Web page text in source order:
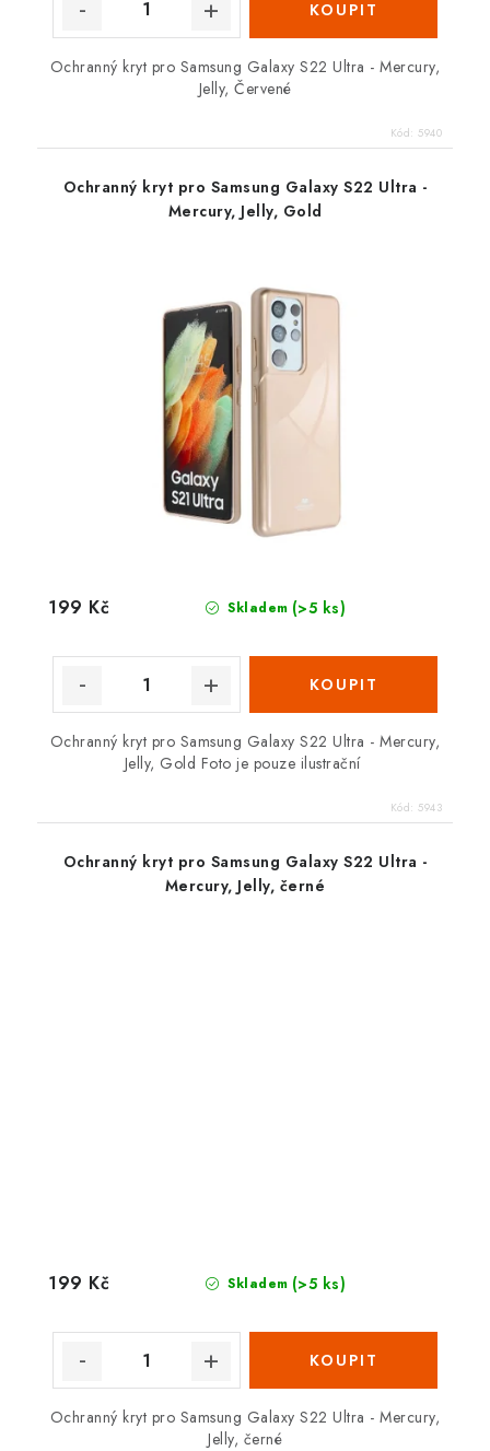
Ochranný kryt pro Samsung Galaxy S22 Ultra - Mercury,
Jelly, Červené
Kód: 5940
Ochranný kryt pro Samsung Galaxy S22 Ultra -
Mercury, Jelly, Gold
Skladem (>5 ks)
199 Kč
Ochranný kryt pro Samsung Galaxy S22 Ultra - Mercury,
Jelly, Gold Foto je pouze ilustrační
Kód: 5943
Ochranný kryt pro Samsung Galaxy S22 Ultra -
Mercury, Jelly, černé
Skladem (>5 ks)
199 Kč
Ochranný kryt pro Samsung Galaxy S22 Ultra - Mercury,
Jelly, černé